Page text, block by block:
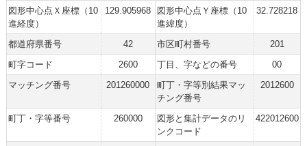
図形中心点Ｘ座標（10
進経度）
129.905968
図形中心点Ｙ座標（10
進緯度）
32.728218
都道府県番号 42 市区町村番号
201
町字コード
2600 丁目、字などの番号
00
マッチング番号
201260000
町丁・字等別結果マッ
チング番号
2012600
町丁・字等番号 260000
図形と集計データのリ
ンクコード
422012600